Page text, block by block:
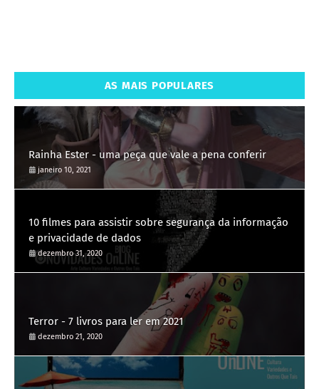
AS MAIS POPULARES
Rainha Ester - uma peça que vale a pena conferir
janeiro 10, 2021
10 filmes para assistir sobre segurança da informação
e privacidade de dados
dezembro 31, 2020
Terror - 7 livros para ler em 2021
dezembro 21, 2020